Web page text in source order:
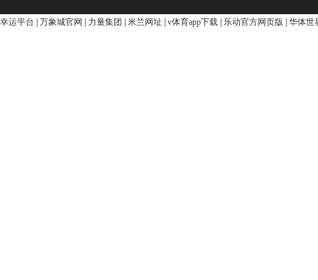
幸运平台 万象城官网 力量集团 米兰网址 v体育app下载 乐动官方网页版 华体世